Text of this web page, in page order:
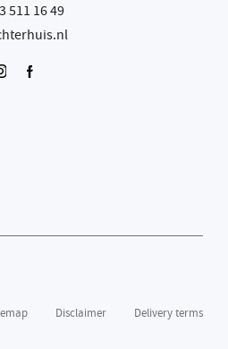
511 16 49
Disclaimer Delivery terms